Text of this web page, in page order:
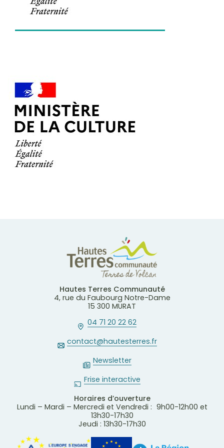
Hautes Terres Communauté
4, rue du Faubourg Notre-Dame
15 300 MURAT
04 71 20 22 62
contact@hautesterres.fr
Newsletter
Frise interactive
Horaires d’ouverture
Lundi – Mardi – Mercredi et Vendredi : 9h00-12h00 et
13h30-17h30
Jeudi : 13h30-17h30